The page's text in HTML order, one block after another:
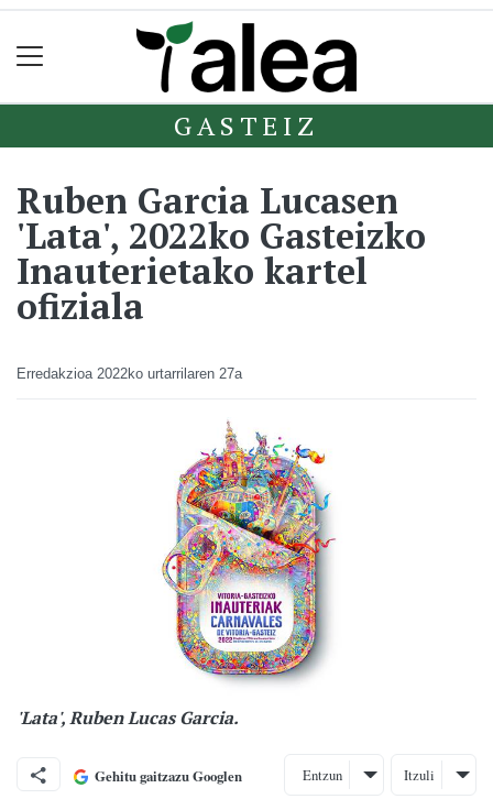
GASTEIZ
Ruben Garcia Lucasen
'Lata', 2022ko Gasteizko
Inauterietako kartel
ofiziala
Erredakzioa 2022ko urtarrilaren 27a
'Lata', Ruben Lucas Garcia.
Gehitu gaitzazu Googlen Entzun Itzuli